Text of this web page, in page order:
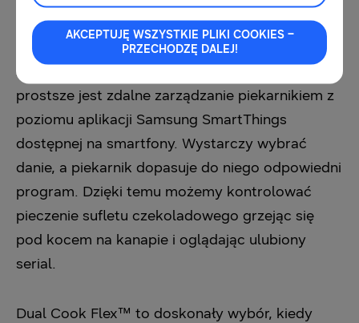
potrawy. Wystarczy obrócić pokrętłem, a
Samsung Dual Cook Flex™ przygotuje danie
zgodnie z naszymi oczekiwaniami. Jeszcze
prostsze jest zdalne zarządzanie piekarnikiem z
poziomu aplikacji Samsung SmartThings
dostępnej na smartfony. Wystarczy wybrać
danie, a piekarnik dopasuje do niego odpowiedni
program. Dzięki temu możemy kontrolować
pieczenie sufletu czekoladowego grzejąc się
pod kocem na kanapie i oglądając ulubiony
serial.
Dual Cook Flex™ to doskonały wybór, kiedy
AKCEPTUJĘ WSZYSTKIE PLIKI COOKIES –
PRZECHODZĘ DALEJ!